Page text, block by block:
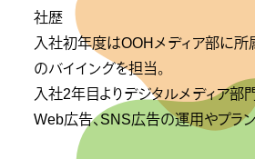
社歴
入社初年度はOOHメディア部に所
のバイイングを担当。
入社2年目よりデジタルメディア部
Web広告、SNS広告の運用やプラン